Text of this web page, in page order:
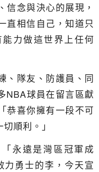
信念與決心的展現，
直相信自己，知道只
力做這世界上任何
、隊友、防護員、同
NBA球員在留言區獻
恭喜你擁有一段不可
順利。」
永遠是灣區冠軍成
力勇士的李，今天宣